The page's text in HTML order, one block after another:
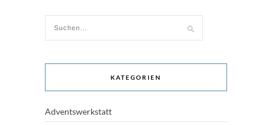
KATEGORIEN
Adventswerkstatt